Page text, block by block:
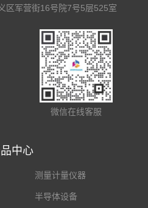
区军营街16号院7号5层525室
微信在线客服
中心
测量计量仪器
半导体设备